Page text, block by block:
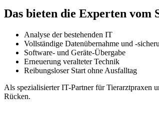
Das bieten die Experten vom
Analyse der bestehenden IT
Vollständige Datenübernahme und -
Software- und Geräte-Übergabe
Erneuerung veralteter Technik
Reibungsloser Start ohne Ausfalltag
Als spezialisierter IT-Partner für Tierarztpraxen
Rücken.